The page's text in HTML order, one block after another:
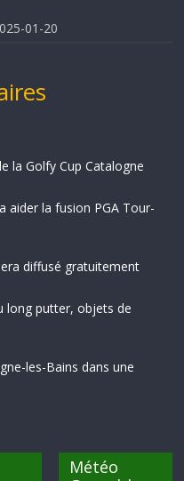
01-20
la Golfy Cup Catalogne
aider la fusion PGA Tour-
diffusé gratuitement
long putter, objets de
les-Bains dans une
Météo